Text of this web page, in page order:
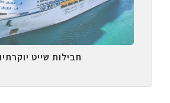
חבילות שייט